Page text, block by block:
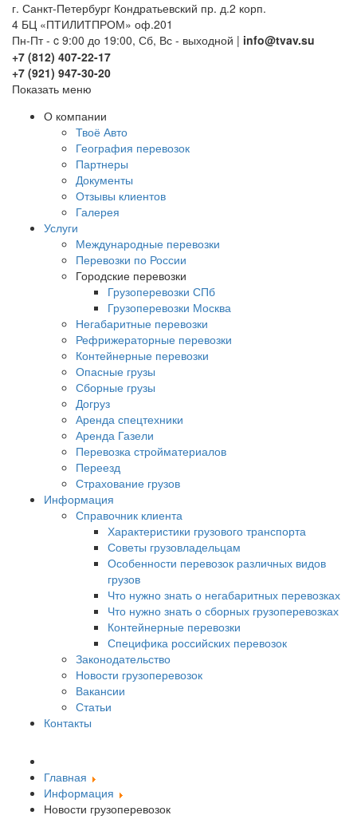
г. Санкт-Петербург Кондратьевский пр. д.2 корп.
4 БЦ «ПТИЛИТПРОМ» оф.201
Пн-Пт - c 9:00 до 19:00, Сб, Вс - выходной | info@tvav.su
+7 (812) 407-22-17
+7 (921) 947-30-20
Показать меню
О компании
Твоё Авто
География перевозок
Партнеры
Документы
Отзывы клиентов
Галерея
Услуги
Международные перевозки
Перевозки по России
Городские перевозки
Грузоперевозки СПб
Грузоперевозки Москва
Негабаритные перевозки
Рефрижераторные перевозки
Контейнерные перевозки
Опасные грузы
Сборные грузы
Догруз
Аренда спецтехники
Аренда Газели
Перевозка стройматериалов
Переезд
Страхование грузов
Информация
Справочник клиента
Характеристики грузового транспорта
Советы грузовладельцам
Особенности перевозок различных видов
грузов
Что нужно знать о негабаритных перевозках
Что нужно знать о сборных грузоперевозках
Контейнерные перевозки
Специфика российских перевозок
Законодательство
Новости грузоперевозок
Вакансии
Статьи
Контакты
Главная
Информация
Новости грузоперевозок